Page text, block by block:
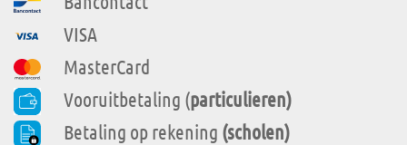
VISA
MasterCard
Vooruitbetaling (particulieren)
Betaling op rekening (scholen)